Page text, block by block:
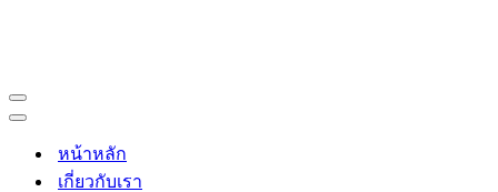
Navigation
Menu
Navigation
หน้าหลัก
เกี่ยวกับเรา